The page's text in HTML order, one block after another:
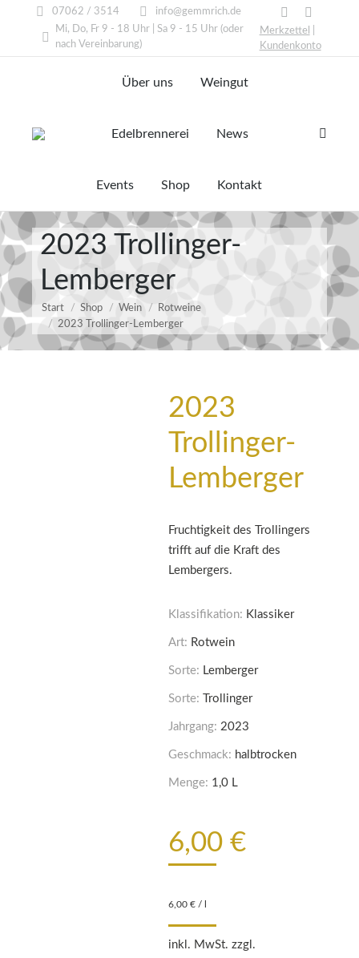
07062 / 3514
info@gemmrich.de
Mi, Do, Fr 9 - 18 Uhr | Sa 9 - 15 Uhr (oder
nach Vereinbarung)
page
window
page
window
Merkzettel
Kundenkonto
Über uns Weingut
Edelbrennerei News
Events Shop Kontakt
Search:
2023 Trollinger-
Lemberger
Start Shop Wein
Rotweine
2023 Trollinger-Lemberger
2023
Trollinger-
Lemberger
Fruchtigkeit des Trollingers
trifft auf die Kraft des
Lembergers.
Klassifikation: Klassiker
Art: Rotwein
Sorte: Lemberger
Sorte: Trollinger
Jahrgang:2023
Geschmack: halbtrocken
Menge: 1,0 L
6,00€
6,00€ /
inkl. MwSt. zzgl.